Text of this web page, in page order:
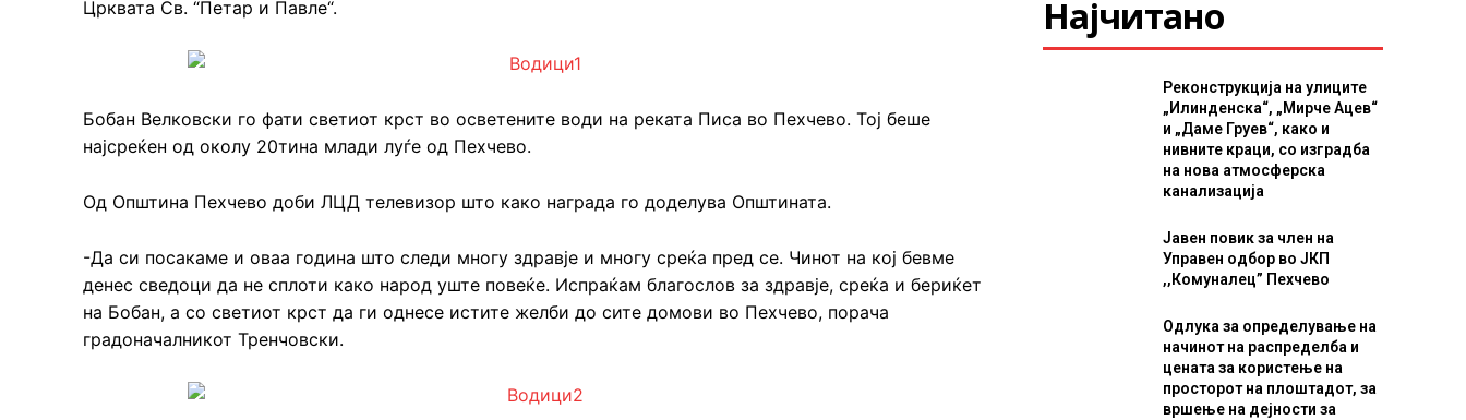
Црквата Св. “Петар и Павле“.
Бобан Велковски го фати светиот крст во осветените води на реката Писа во Пехчево. Тој беше
најсреќен од околу 20тина млади луѓе од Пехчево.
Од Општина Пехчево доби ЛЦД телевизор што како награда го доделува Општината.
-Да си посакаме и оваа година што следи многу здравје и многу среќа пред се. Чинот на кој бевме
денес сведоци да не сплоти како народ уште повеќе. Испраќам благослов за здравје, среќа и бериќет
на Бобан, а со светиот крст да ги однесе истите желби до сите домови во Пехчево, порача
градоначалникот Тренчовски.
Најчитано
Реконструкција на улиците
„Илинденска“, „Мирче Ацев“
и „Даме Груев“, како и
нивните краци, со изградба
на нова атмосферска
канализација
Јавен повик за член на
Управен одбор во ЈКП
,,Комуналец” Пехчево
Одлука за определување на
начинот на распределба и
цената за користење на
просторот на плоштадот, за
вршење на дејности за